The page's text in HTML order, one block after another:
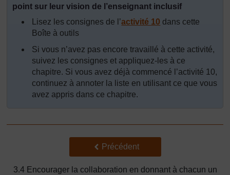
point sur leur vision de l’enseignant inclusif
Lisez les consignes de l’activité 10 dans cette
Boîte à outils
Si vous n’avez pas encore travaillé à cette activité,
suivez les consignes et appliquez-les à ce
chapitre. Si vous avez déjà commencé l’activité 10,
continuez à annoter la liste en utilisant ce que vous
avez appris dans ce chapitre.
Précédent
Précédent
3.4 Encourager la collaboration en donnant à chacun un